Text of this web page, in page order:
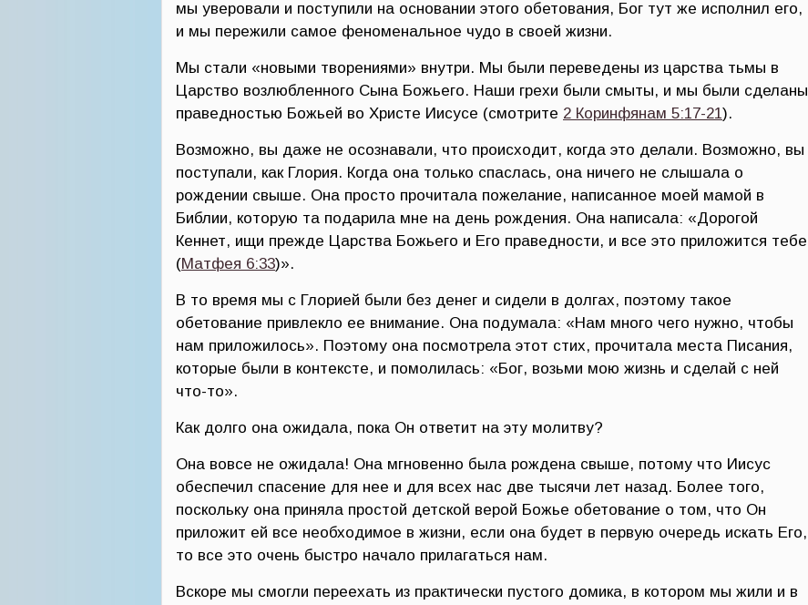
мы уверовали и поступили на основании этого обетования, Бог тут же исполнил его,
и мы пережили самое феноменальное чудо в своей жизни.
Мы стали «новыми творениями» внутри. Мы были переведены из царства тьмы в
Царство возлюбленного Сына Божьего. Наши грехи были смыты, и мы были сделаны
праведностью Божьей во Христе Иисусе (смотрите 2 Коринфянам 5:17-21).
Возможно, вы даже не осознавали, что происходит, когда это делали. Возможно, вы
поступали, как Глория. Когда она только спаслась, она ничего не слышала о
рождении свыше. Она просто прочитала пожелание, написанное моей мамой в
Библии, которую та подарила мне на день рождения. Она написала: «Дорогой
Кеннет, ищи прежде Царства Божьего и Его праведности, и все это приложится тебе
(Матфея 6:33)».
В то время мы с Глорией были без денег и сидели в долгах, поэтому такое
обетование привлекло ее внимание. Она подумала: «Нам много чего нужно, чтобы
нам приложилось». Поэтому она посмотрела этот стих, прочитала места Писания,
которые были в контексте, и помолилась: «Бог, возьми мою жизнь и сделай с ней
что-то».
Как долго она ожидала, пока Он ответит на эту молитву?
Она вовсе не ожидала! Она мгновенно была рождена свыше, потому что Иисус
обеспечил спасение для нее и для всех нас две тысячи лет назад. Более того,
поскольку она приняла простой детской верой Божье обетование о том, что Он
приложит ей все необходимое в жизни, если она будет в первую очередь искать Его,
то все это очень быстро начало прилагаться нам.
Вскоре мы смогли переехать из практически пустого домика, в котором мы жили и в